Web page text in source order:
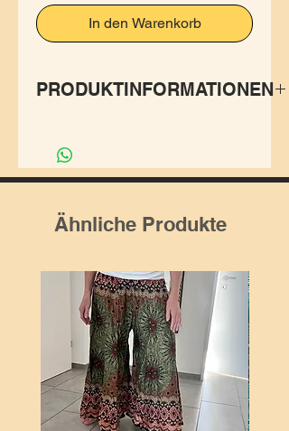
In den Warenkorb
PRODUKTINFORMATIONEN
bringt Dich automatisch in die
Mitte weil es auf dem
Shirt bedruckt ist.
bereit sein für den Tag, die
Meditation mit dem
passenden Outfit.
Herstellung: Leichte
Baumwolle 100%, Thailand.
Ähnliche Produkte